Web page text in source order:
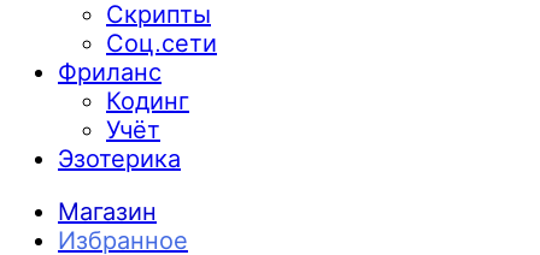
Скрипты
Соц.сети
Фриланс
Кодинг
Учёт
Эзотерика
Магазин
Избранное